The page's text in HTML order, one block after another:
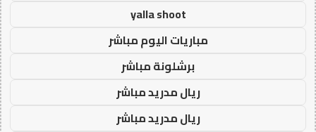
yalla shoot
مباريات اليوم مباشر
برشلونة مباشر
ريال مدريد مباشر
ريال مدريد مباشر